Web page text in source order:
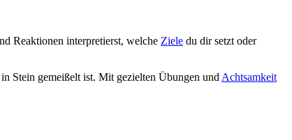
Reaktionen interpretierst, welche Ziele du dir setzt oder
Stein gemeißelt ist. Mit gezielten Übungen und Achtsamkeit